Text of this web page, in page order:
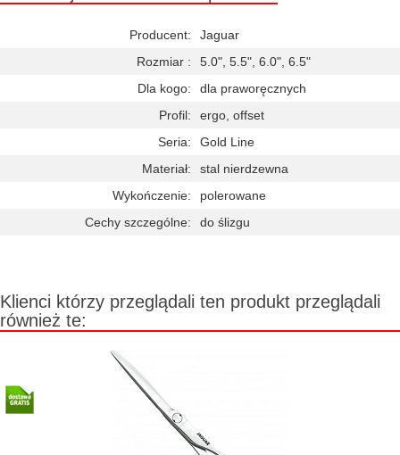
Producent:
Jaguar
Rozmiar :
5.0", 5.5", 6.0", 6.5"
Dla kogo:
dla praworęcznych
Profil:
ergo, offset
Seria:
Gold Line
Materiał:
stal nierdzewna
Wykończenie:
polerowane
Cechy szczególne:
do ślizgu
Klienci którzy przeglądali ten produkt przeglądali
również te: